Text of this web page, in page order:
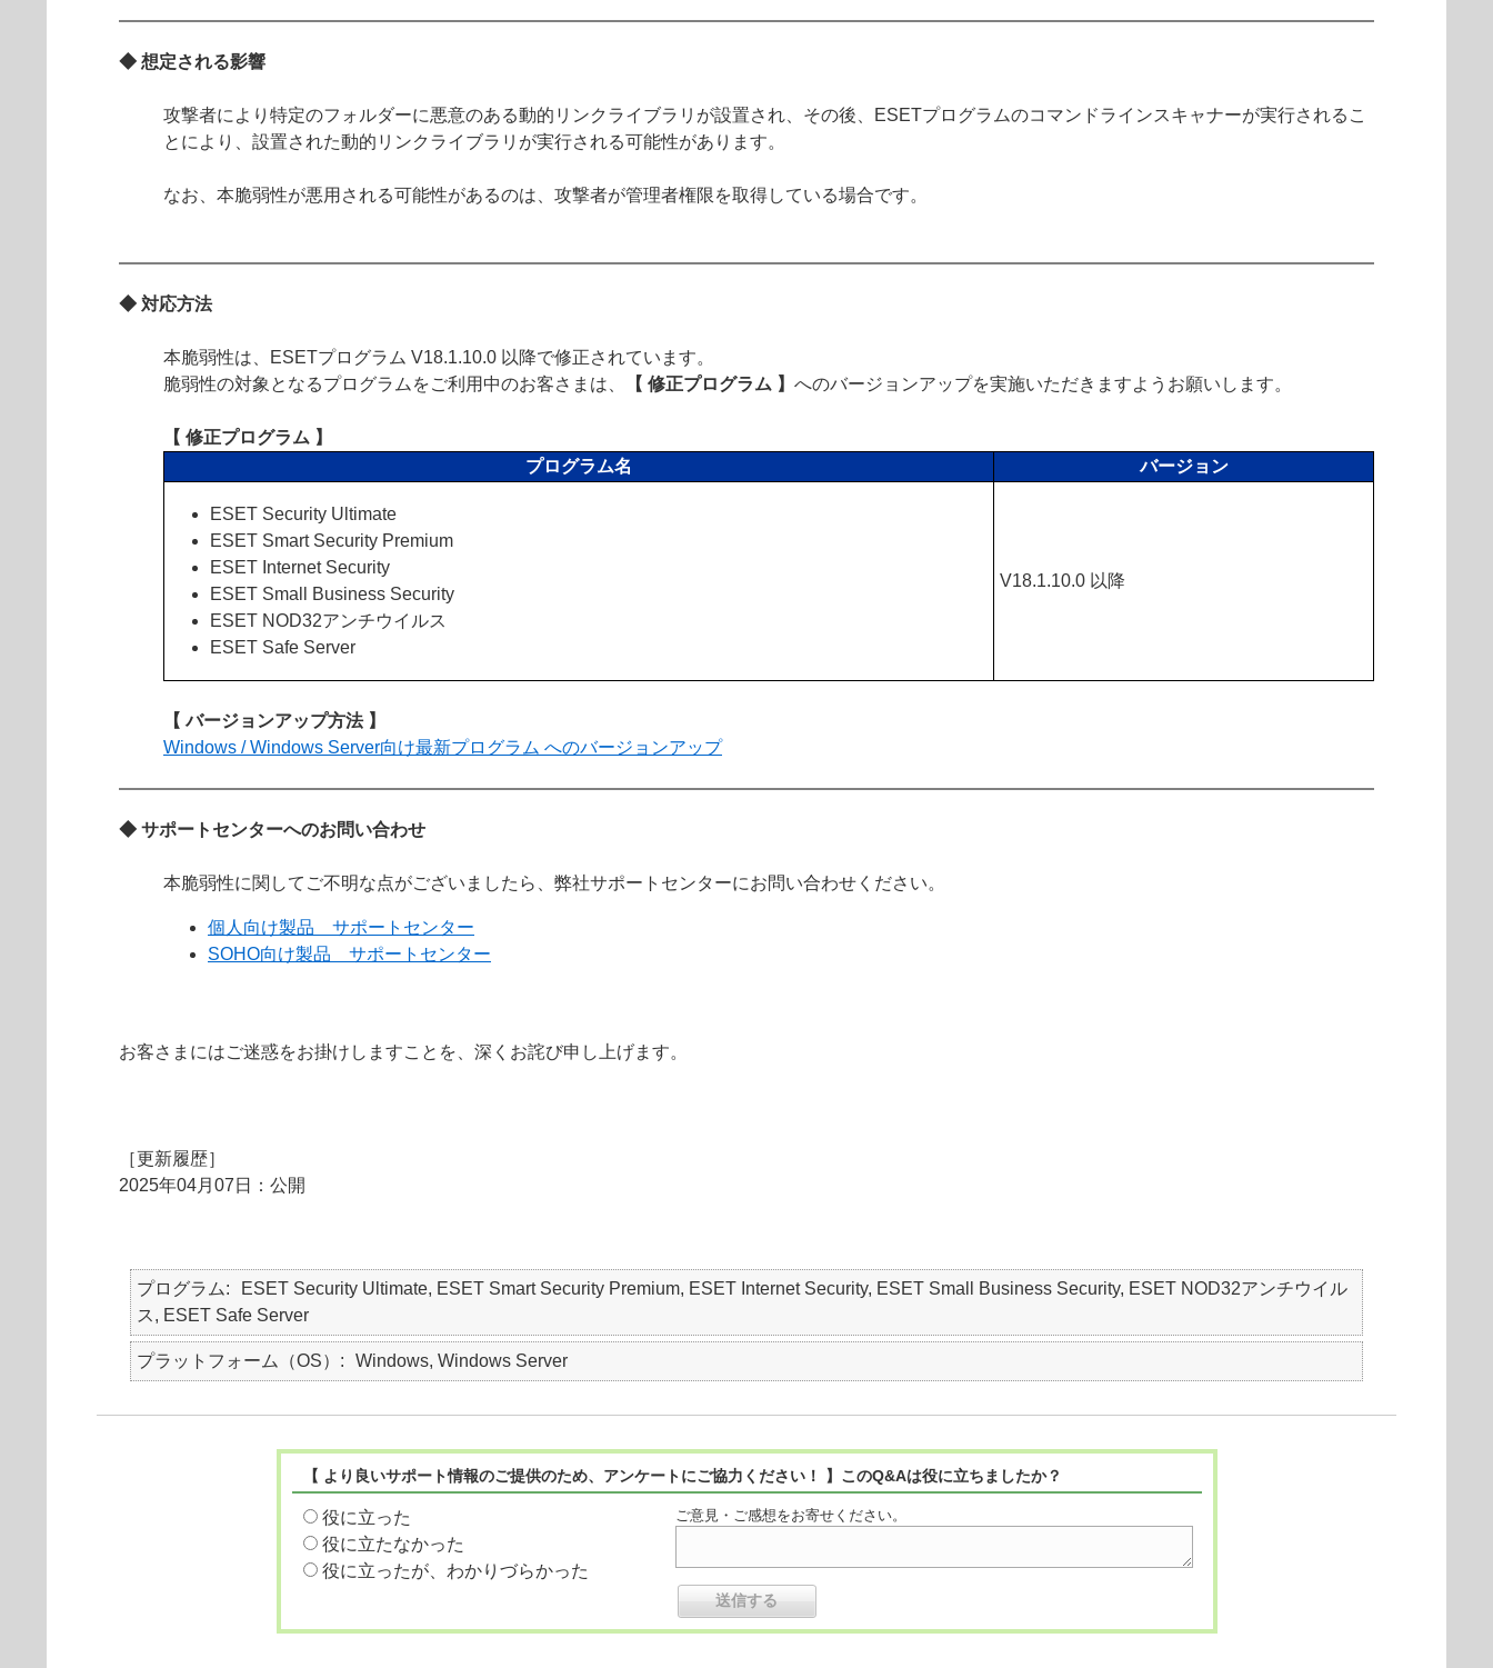
◆ 想定される影響
攻撃者により特定のフォルダーに悪意のある動的リンクライブラリが設置され、その後、ESETプログラムのコマンドラインスキャナーが実行されるこ
とにより、設置された動的リンクライブラリが実行される可能性があります。
なお、本脆弱性が悪用される可能性があるのは、攻撃者が管理者権限を取得している場合です。
◆ 対応方法
本脆弱性は、ESETプログラム V18.1.10.0 以降で修正されています。
脆弱性の対象となるプログラムをご利用中のお客さまは、
【 修正プログラム 】 へのバージョンアップを実施いただきますようお願いします。
【 修正プログラム 】
プログラム名
バージョン
ESET Security Ultimate
ESET Smart Security Premium
ESET Internet Security
ESET Small Business Security
ESET NOD32アンチウイルス
ESET Safe Server
V18.1.10.0 以降
【 バージョンアップ方法 】
Windows / Windows Server向け最新プログラム へのバージョンアップ
◆ サポートセンターへのお問い合わせ
本脆弱性に関してご不明な点がございましたら、弊社サポートセンターにお問い合わせください。
個人向け製品 サポートセンター
SOHO向け製品 サポートセンター
お客さまにはご迷惑をお掛けしますことを、深くお詫び申し上げます。
［更新履歴］
2025年04月07日：公開
プログラム
ESET Security Ultimate, ESET Smart Security Premium, ESET Internet Security, ESET Small Business Security, ESET NOD32アンチウイル
ス, ESET Safe Server
プラットフォーム（OS） Windows, Windows Server
【 より良いサポート情報のご提供のため、アンケートにご協力ください！ 】このQ&Aは役に立ちましたか？
役に立った
役に立たなかった
役に立ったが、わかりづらかった
ご意見・ご感想をお寄せください。